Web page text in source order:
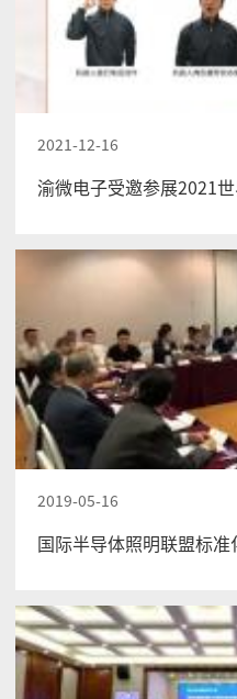
2021-12-16
渝微电子受邀参展2021
2019-05-16
国际半导体照明联盟标